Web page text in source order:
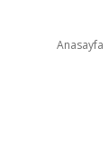
Anasayfa